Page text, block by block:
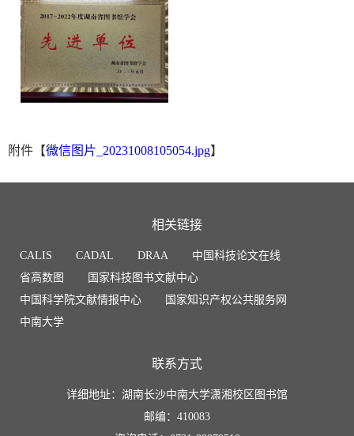
附件【微信图片_20231008105054.jpg】
相关链接
CALIS CADAL DRAA
中国科技论文在线
省高数图
国家科技图书文献中心
中国科学院文献情报中心
国家知识产权公共服务网
中南大学
联系方式
详细地址：湖南长沙中南大学潇湘校区图书馆
邮编：410083